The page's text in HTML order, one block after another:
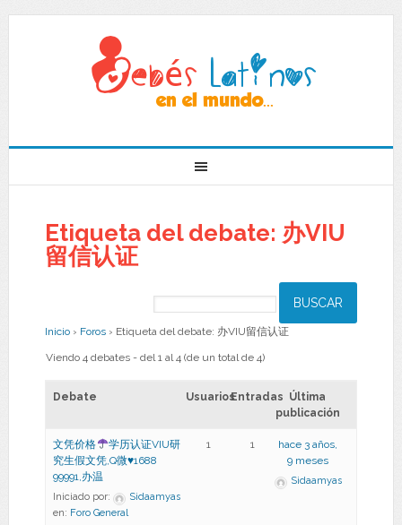
Etiqueta del debate: 办VIU
留信认证
Inicio › Foros › Etiqueta del debate: 办VIU留信认证
Viendo 4 debates - del 1 al 4 (de un total de 4)
Debate UsuariosEntradas Última
publicación
文凭价格
学历认证VIU研
究生假文凭,Q微♥1688
99991,办温
Iniciado por:
Sidaamyas
en: Foro General
1 1
hace 3 años,
9 meses
Sidaamyas